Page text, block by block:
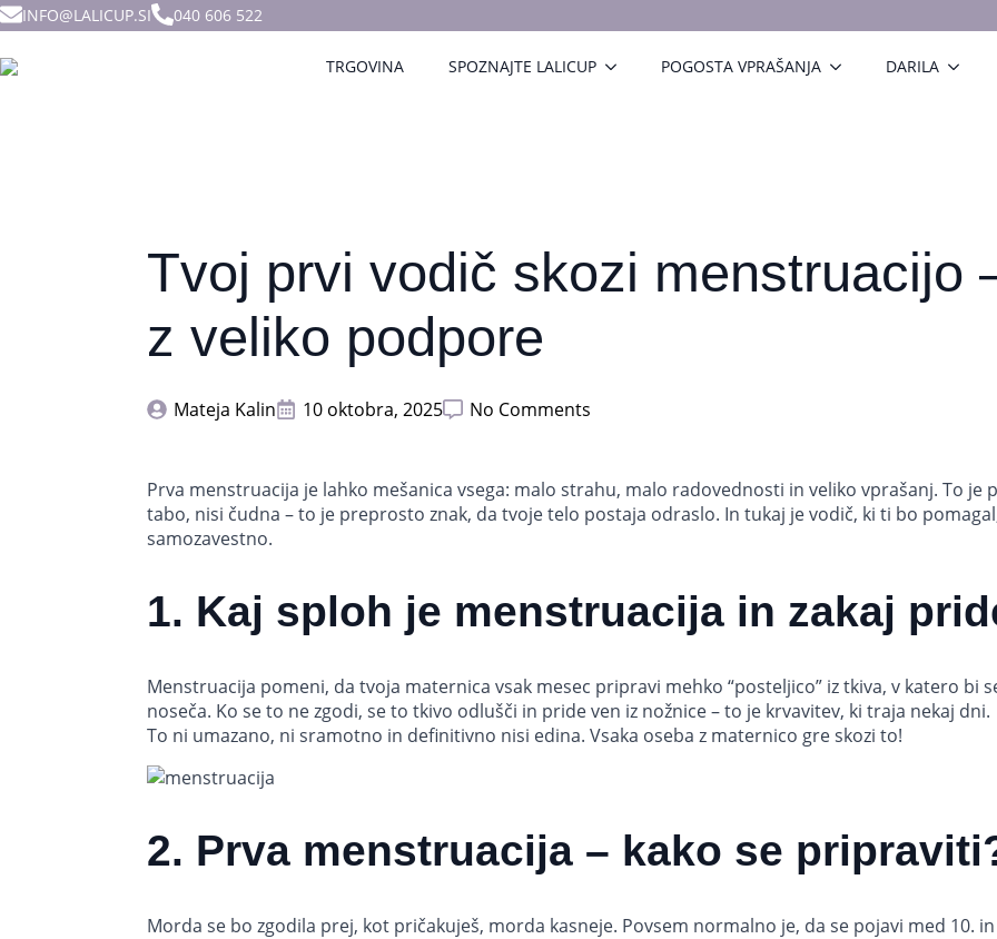
INFO@LALICUP.SI 040 606 522
TRGOVINA SPOZNAJTE LALICUP POGOSTA VPRAŠANJA DARILA
Tvoj prvi vodič skozi menstruacijo
z veliko podpore
Mateja Kalin 10 oktobra, 2025 No Comments
Prva menstruacija je lahko mešanica vsega: malo strahu, malo radovednosti in veliko vprašanj. To
tabo, nisi čudna – to je preprosto znak, da tvoje telo postaja odraslo. In tukaj je vodič, ki ti bo
samozavestno.
1. Kaj sploh je menstruacija in zakaj
Menstruacija pomeni, da tvoja maternica vsak mesec pripravi mehko “posteljico” iz tkiva, v katero bi
noseča. Ko se to ne zgodi, se to tkivo odlušči in pride ven iz nožnice – to je krvavitev, ki traja nekaj dni.
To ni umazano, ni sramotno in definitivno nisi edina. Vsaka oseba z maternico gre skozi to!
2. Prva menstruacija – kako se
Morda se bo zgodila prej, kot pričakuješ, morda kasneje. Povsem normalno je, da se pojavi med 10.